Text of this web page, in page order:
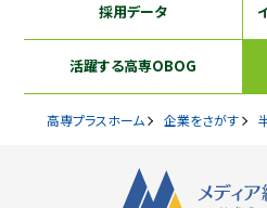
採用データ
活躍する高専OBOG
高専プラスホーム 企業をさがす